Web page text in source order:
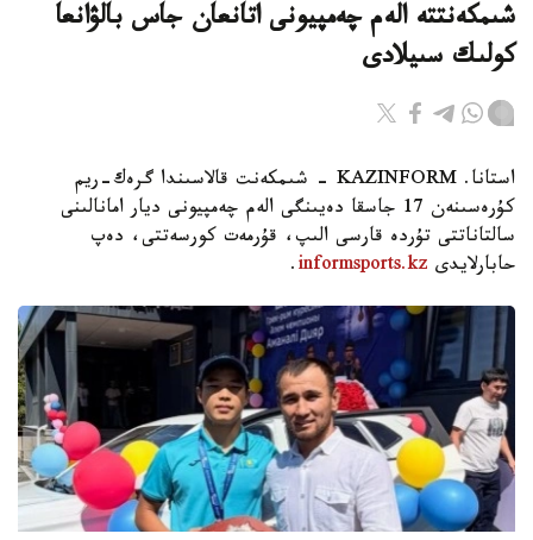
شىمكەنتتە الەم چەمپيونى اتانعان جاس بالۋانعا
كولىك سىيلادى
استانا. KAZINFORM - شىمكەنت قالاسىندا گرەك-ريم
كۇرەسىنەن 17 جاسقا دەيىنگى الەم چەمپيونى ديار امانالىنى
سالتاناتتى تۇردە قارسى الىپ، قۇرمەت كورسەتتى، دەپ
حابارلايدى informsports.kz
.